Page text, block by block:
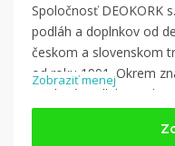
Spoločnosť DEOKORK
podláh a doplnkov od
českom a slovenskom
od roku 1991. Okrem
vinylové podlahy pod
skvelým pomerom cena/
Nakupujte na i-
Zobraziť menej